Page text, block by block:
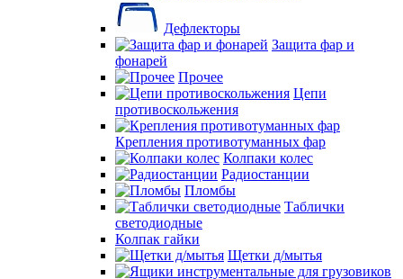
Дефлекторы
Защита фар и
фонарей
Прочее
Цепи
противоскольжения
Крепления противотуманных фар
Колпаки колес
Радиостанции
Пломбы
Таблички
светодиодные
Колпак гайки
Щетки д/мытья